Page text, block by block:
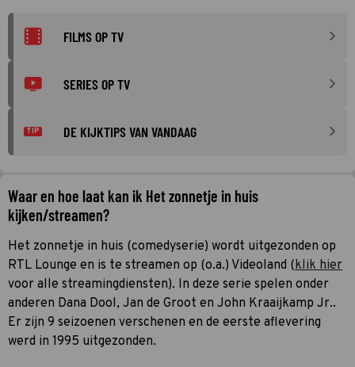
FILMS OP TV
SERIES OP TV
TIP DE KIJKTIPS VAN VANDAAG
Waar en hoe laat kan ik Het zonnetje in huis
kijken/streamen?
Het zonnetje in huis (comedyserie) wordt uitgezonden op
RTL Lounge en is te streamen op (o.a.) Videoland (klik hier
voor alle streamingdiensten). In deze serie spelen onder
anderen Dana Dool, Jan de Groot en John Kraaijkamp Jr..
Er zijn 9 seizoenen verschenen en de eerste aflevering
werd in 1995 uitgezonden.